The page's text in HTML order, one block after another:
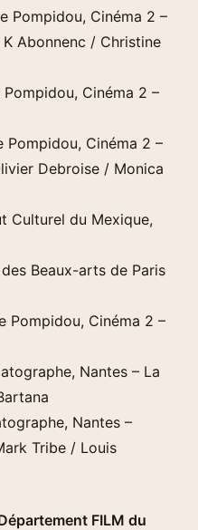
Pompidou, Cinéma 2 –
Abonnenc / Christine
Cinéma 2 –
Pompidou, Cinéma 2 –
Debroise / Monica
Culturel du Mexique,
Beaux-arts de Paris
Pompidou, Cinéma 2 –
Nantes – La
Nantes –
Tribe / Louis
FILM du